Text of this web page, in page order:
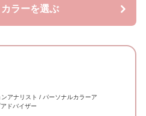
ラーを選ぶ
アナリスト / パーソナルカラーア
ドバイザー